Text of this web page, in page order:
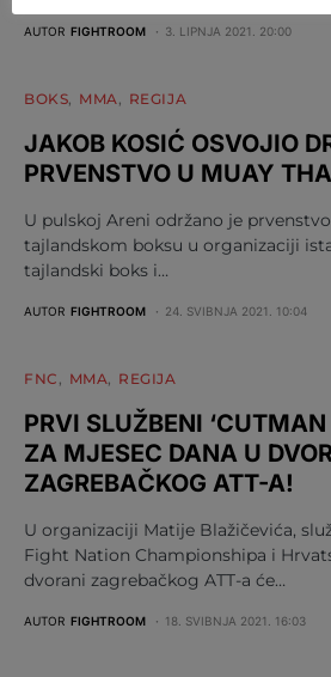
AUTOR FIGHTROOM 3. LIPNJA 2021. 20:00
BOKS MMA REGIJA
JAKOB KOSIĆ OSVOJIO
PRVENSTVO U MUAY
U pulskoj Areni održano je
tajlandskom boksu u organizaciji
tajlandski boks i…
AUTOR FIGHTROOM 24. SVIBNJA 2021. 10:04
FNC MMA REGIJA
PRVI SLUŽBENI ‘CUTMAN
ZA MJESEC DANA U
ZAGREBAČKOG ATT-A!
U organizaciji Matije Blažičevića,
Fight Nation Championshipa i
dvorani zagrebačkog ATT-a će…
AUTOR FIGHTROOM 18. SVIBNJA 2021. 16:03